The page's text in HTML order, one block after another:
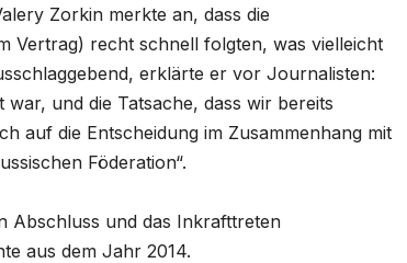
Zorkin merkte an, dass die
Vertrag) recht schnell folgten, was vielleicht
erklärte er vor Journalisten:
war, und die Tatsache, dass wir bereits
auf die Entscheidung im Zusammenhang mit
Föderation“.
Abschluss und das Inkrafttreten
aus dem Jahr 2014.